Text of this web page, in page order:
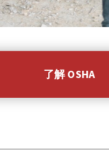
了解 OSHA